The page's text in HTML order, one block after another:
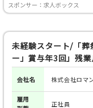
スポンサー：求人ボックス
未経験スタート/「葬
ー」賞与年3回」残
会社名 株式会社ロマ
雇用
正社員